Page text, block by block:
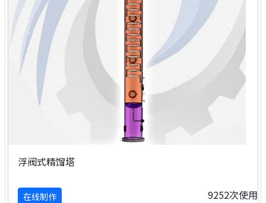
浮阀式精馏塔
在线制作 9252次使用